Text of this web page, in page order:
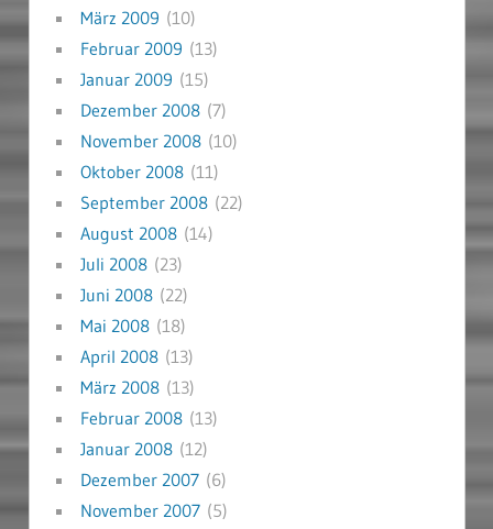
März 2009 (10)
Februar 2009 (13)
Januar 2009 (15)
Dezember 2008(7)
November 2008(10)
Oktober 2008(11)
September 2008(22)
August 2008(14)
Juli 2008(23)
Juni 2008(22)
Mai 2008(18)
April 2008(13)
März 2008(13)
Februar 2008(13)
Januar 2008(12)
Dezember 2007(6)
November 2007(5)